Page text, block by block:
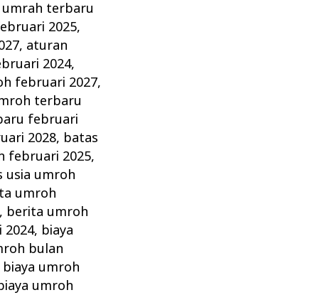
terbaru
2025,
, aturan
2024,
februari 2027,
terbaru
februari
2028, batas
februari 2025,
usia umroh
umroh
, berita umroh
, biaya
bulan
biaya umroh
umroh